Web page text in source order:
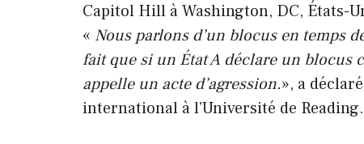
« Nous parlons d’un blocus en temps
fait que si un État A déclare un blocus
appelle un acte d’agression.», a
international à l’Université de Reading.